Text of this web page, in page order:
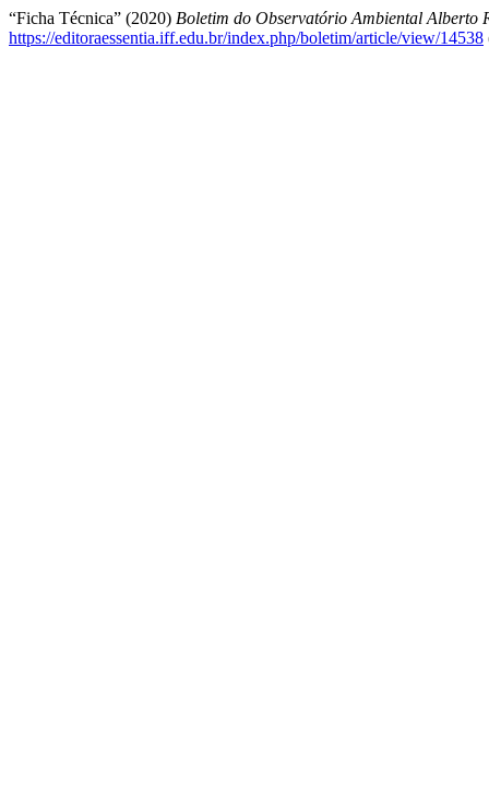
“Ficha Técnica” (2020) Boletim do Observatório Ambiental Alberto
https://editoraessentia.iff.edu.br/index.php/boletim/article/view/14538